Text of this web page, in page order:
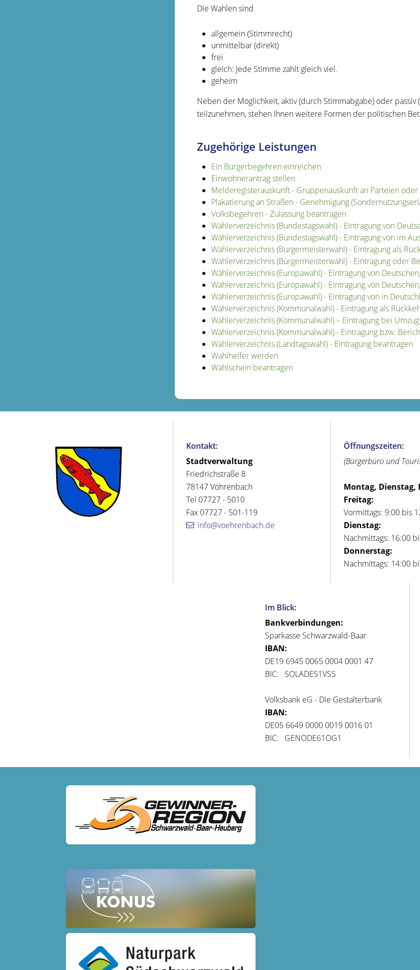
Die Wahlen sind
allgemein (Stimmrecht)
unmittelbar (direkt)
frei
gleich: Jede Stimme zählt gleich viel.
geheim
Neben der Möglichkeit, aktiv (durch Stimmabgabe) oder passiv
teilzunehmen, stehen Ihnen weitere Formen der politischen
Zugehörige Leistungen
Ein Bürgerbegehren einreichen
Einwohnerantrag stellen
Melderegisterauskunft - Gruppenauskunft an Parteien
Plakatierung an Straßen - Genehmigung
Volksbegehren - Zulassung beantragen
Wählerverzeichnis (Bundestagswahl) - Eintragung von
Wählerverzeichnis (Bundestagswahl) - Eintragung von im
Wählerverzeichnis (Bürgermeisterwahl) - Eintragung als
Wählerverzeichnis (Bürgermeisterwahl) - Eintragung oder
Wählerverzeichnis (Europawahl) - Eintragung von
Wählerverzeichnis (Europawahl) - Eintragung von
Wählerverzeichnis (Europawahl) - Eintragung von in
Wählerverzeichnis (Kommunalwahl) - Eintragung als
Wählerverzeichnis (Kommunalwahl) – Eintragung bei
Wählerverzeichnis (Kommunalwahl) - Eintragung bzw.
Wählerverzeichnis (Landtagswahl) - Eintragung beantragen
Wahlhelfer werden
Wahlschein beantragen
Kontakt:
Stadtverwaltung
Friedrichstraße 8
78147 Vöhrenbach
Tel 07727 - 5010
Fax 07727 - 501-119
info@voehrenbach.de
Öffnungszeiten:
(Bürgerbüro und
Montag, Dienstag,
Freitag:
Vormittags: 9:00 bis
Dienstag:
Nachmittags: 16:00
Donnerstag:
Nachmittags: 14:00
Im Blick:
Bankverbindungen:
Sparkasse Schwarzwald-Baar
IBAN:
DE19 6945 0065 0004 0001 47
BIC: SOLADES1VSS
Volksbank eG - Die Gestalterbank
IBAN:
DE05 6649 0000 0019 0016 01
BIC: GENODE61OG1